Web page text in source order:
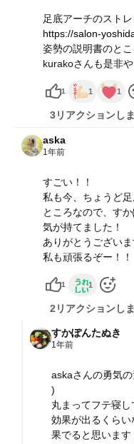
足底アーチのスト
https://salon-
姿勢の説明書のとこ
kurakoさんも是非
1 1 1
3リアクションし
aska
1年前
すごい！！
私も今、ちょうど
ところなので、す
気が持てました！
ありがとうござい
私も頑張るぞー！！
1 1
2リアクションし
すかぽんたぬき
1年前
askaさんの勇気
)
丸まってフテ寝
効果が出るくら
果でると思います